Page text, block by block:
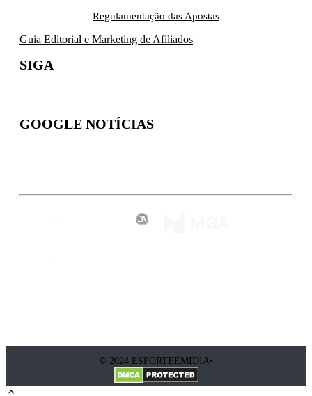
Regulamentação das Apostas
Guia Editorial e Marketing de Afiliados
SIGA
GOOGLE NOTÍCIAS
© 2024 ESPORTEEMIDIA•